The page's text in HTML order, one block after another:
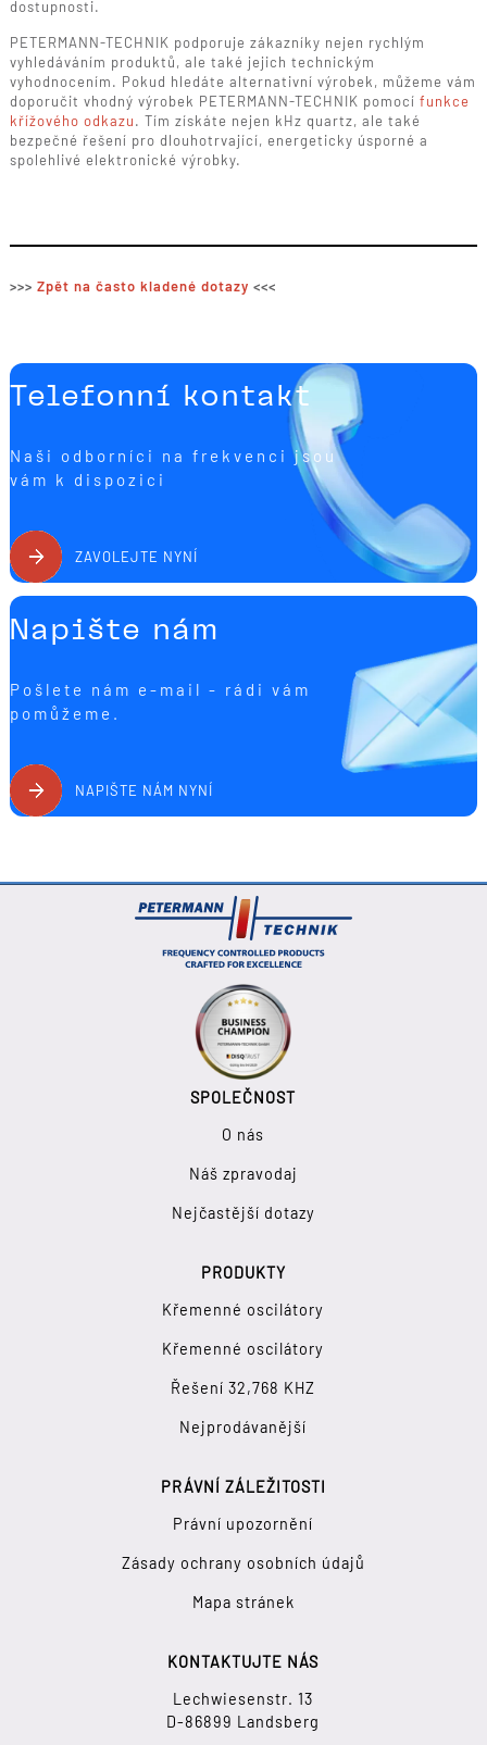
dostupnosti.
PETERMANN-TECHNIK podporuje zákazníky nejen rychlým
vyhledáváním produktů, ale také jejich technickým
vyhodnocením. Pokud hledáte alternativní výrobek, můžeme vám
doporučit vhodný výrobek PETERMANN-TECHNIK pomocí funkce
křížového odkazu. Tím získáte nejen kHz quartz, ale také
bezpečné řešení pro dlouhotrvající, energeticky úsporné a
spolehlivé elektronické výrobky.
>>> Zpět na často kladené dotazy <<<
Telefonní kontakt
Naši odborníci na frekvenci jsou
vám k dispozici
ZAVOLEJTE NYNÍ
Napište nám
Pošlete nám e-mail - rádi vám
pomůžeme.
NAPIŠTE NÁM NYNÍ
SPOLEČNOST
O nás
Náš zpravodaj
Nejčastější dotazy
PRODUKTY
Křemenné oscilátory
Křemenné oscilátory
Řešení 32,768 KHZ
Nejprodávanější
PRÁVNÍ ZÁLEŽITOSTI
Právní upozornění
Zásady ochrany osobních údajů
Mapa stránek
KONTAKTUJTE NÁS
Lechwiesenstr. 13
D-86899 Landsberg